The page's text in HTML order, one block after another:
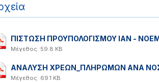
ΠΙΣΤΩΣΗ ΠΡΟΥΠΟΛΟΓΙΣΜΟΥ ΙΑΝ -
Μέγεθος: 59.8 KB
ΑΝΑΛΥΣΗ ΧΡΕΩΝ_ΠΛΗΡΩΜΩΝ ΑΝΑ
Μέγεθος: 69.1 KB